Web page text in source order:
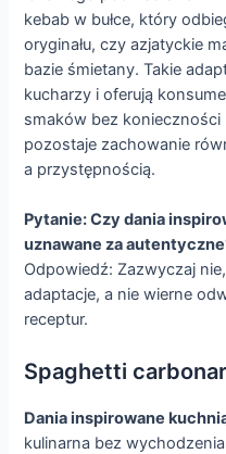
kebab w bułce, który
oryginału, czy azjatyckie
bazie śmietany. Takie
kucharzy i oferują
smaków bez
pozostaje zachowanie
a przystępnością.
Pytanie: Czy dania
uznawane za
Odpowiedź: Zazwyczaj
adaptacje, a nie wierne
receptur.
Spaghetti
Dania inspirowane
kulinarna bez